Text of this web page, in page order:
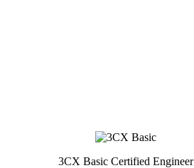
3CX Basic Certified Engineer